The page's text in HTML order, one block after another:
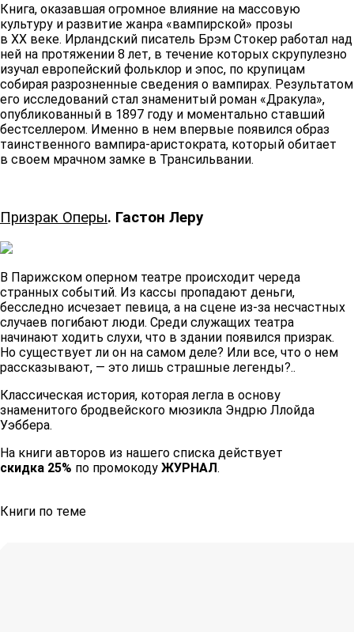
Книга, оказавшая огромное влияние на массовую
культуру и развитие жанра «вампирской» прозы
в XX веке. Ирландский писатель Брэм Стокер работал над
ней на протяжении 8 лет, в течение которых скрупулезно
изучал европейский фольклор и эпос, по крупицам
собирая разрозненные сведения о вампирах. Результатом
его исследований стал знаменитый роман «Дракула»,
опубликованный в 1897 году и моментально ставший
бестселлером. Именно в нем впервые появился образ
таинственного вампира-аристократа, который обитает
в своем мрачном замке в Трансильвании.
Призрак Оперы. Гастон Леру
В Парижском оперном театре происходит череда
странных событий. Из кассы пропадают деньги,
бесследно исчезает певица, а на сцене из-за несчастных
случаев погибают люди. Среди служащих театра
начинают ходить слухи, что в здании появился призрак.
Но существует ли он на самом деле? Или все, что о нем
рассказывают, — это лишь страшные легенды?..
Классическая история, которая легла в основу
знаменитого бродвейского мюзикла Эндрю Ллойда
Уэббера.
На книги авторов из нашего списка действует
скидка 25% по промокоду ЖУРНАЛ.
Книги по теме